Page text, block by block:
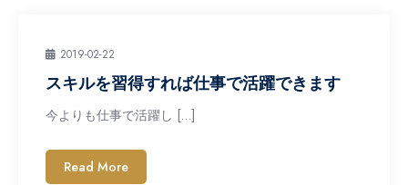
2019-02-22
スキルを習得すれば仕事で活躍できます
今よりも仕事で活躍し […]
Read More